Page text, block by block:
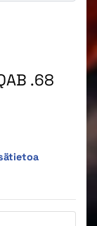
.68